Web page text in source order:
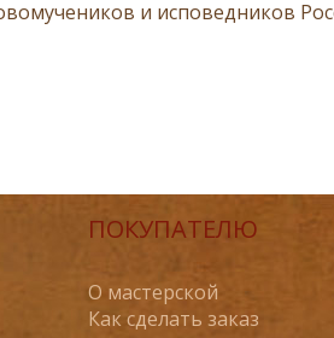
и исповедников
ПОКУПАТЕЛЮ
О мастерской
Как сделать заказ